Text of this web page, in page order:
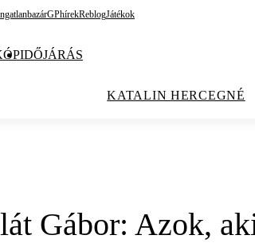
GPhírekReblogJátékok
IDŐJÁRÁS
KATALIN HERCEGNÉ
Gábor: Azok,